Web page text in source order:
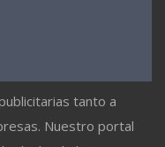
tanto a
Nuestro portal